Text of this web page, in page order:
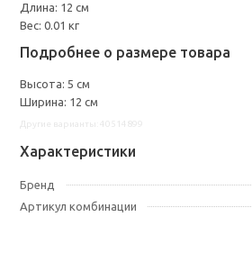
Длина: 12 см
Вес: 0.01 кг
Подробнее о размере товара
Высота: 5 см
Ширина: 12 см
Характеристики
Бренд
Артикул комбинации